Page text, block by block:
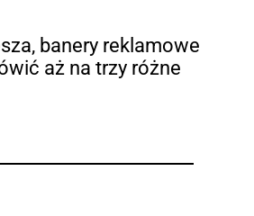
banery reklamowe
aż na trzy różne